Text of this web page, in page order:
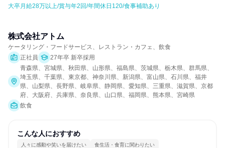
大卒月給28万以上/賞与年2回/年間休日120/食事補助あり
株式会社アトム
ケータリング・フードサービス、レストラン・カフェ、飲食
正社員
27年卒 新卒採用
青森県、宮城県、秋田県、山形県、福島県、茨城県、栃木県、群馬県、
埼玉県、千葉県、東京都、神奈川県、新潟県、富山県、石川県、福井
県、山梨県、長野県、岐阜県、静岡県、愛知県、三重県、滋賀県、京都
府、大阪府、兵庫県、奈良県、山口県、福岡県、熊本県、宮崎県
飲食
こんな人におすすめ
人々に感動や笑いを届けたい 食生活・食育に関わりたい